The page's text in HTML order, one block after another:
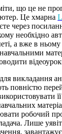
що це не
Це хмарна
через
необхідно
а вже в
викладання
повністю
робочий
Лише